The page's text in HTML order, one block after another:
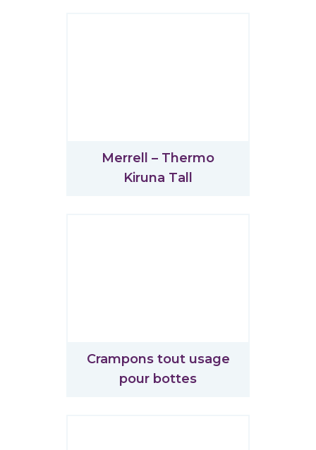
Merrell – Thermo
Kiruna Tall
Crampons tout usage
pour bottes